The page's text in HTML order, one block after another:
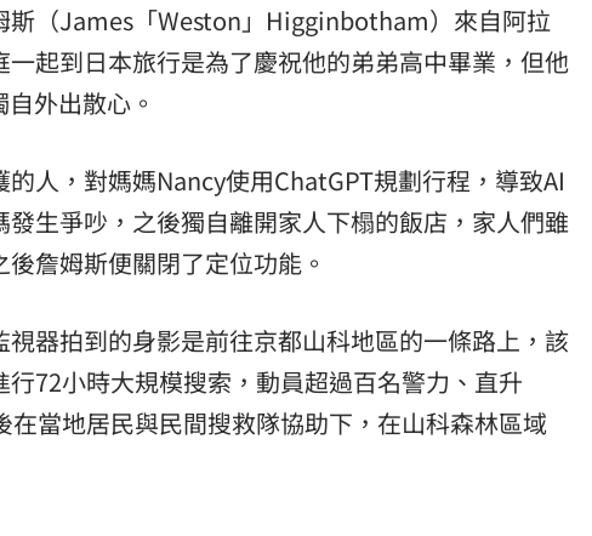
斯（James「Weston」Higginbotham）來自阿拉
一起到日本旅行是為了慶祝他的弟弟高中畢業，但他
外出散心。
人，對媽媽Nancy使用ChatGPT規劃行程，導致AI
生爭吵，之後獨自離開家人下榻的飯店，家人們雖
詹姆斯便關閉了定位功能。
器拍到的身影是前往京都山科地區的一條路上，該
72小時大規模搜索，動員超過百名警力、直升
當地居民與民間搜救隊協助下，在山科森林區域